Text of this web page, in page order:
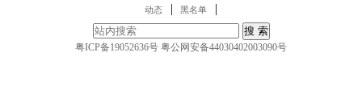
动态 | 黑名单 |
粤ICP备19052636号 粤公网安备44030402003090号